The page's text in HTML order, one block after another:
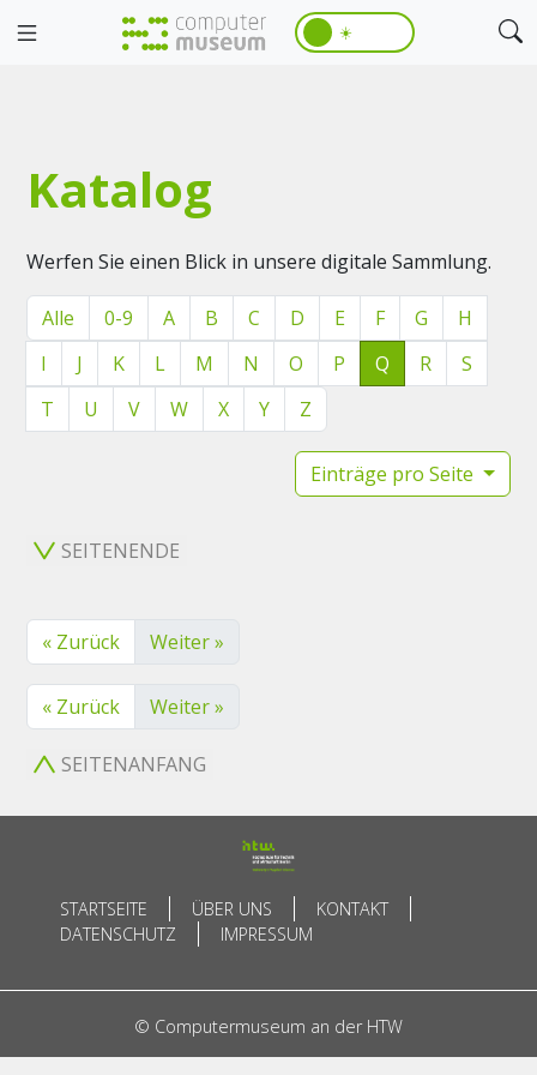
☀️
Katalog
Werfen Sie einen Blick in unsere digitale Sammlung.
Alle 0-9 A B C D E F G
H
I
J K L M N O P Q R
S
T
U V W X Y Z
Einträge pro Seite
SEITENENDE
« Zurück Weiter »
« Zurück Weiter »
SEITENANFANG
STARTSEITE ÜBER UNS
KONTAKT
DATENSCHUTZ
IMPRESSUM
© Computermuseum an der HTW